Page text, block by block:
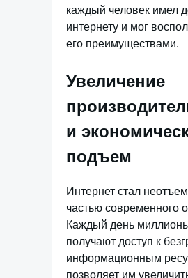
каждый человек имел
интернету и мог
его преимуществами.
Увеличение
и
подъем
Интернет стал
частью современного
Каждый день
получают доступ к
информационным
позволяет им